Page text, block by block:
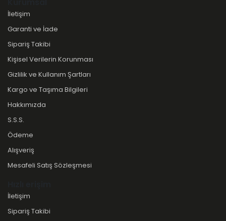
İletişim
Garanti ve İade
Sipariş Takibi
Kişisel Verilerin Korunması
Gizlilik ve Kullanım Şartları
Kargo ve Taşıma Bilgileri
Hakkımızda
S.S.S.
Ödeme
Alışveriş
Mesafeli Satış Sözleşmesi
İletişim
Sipariş Takibi